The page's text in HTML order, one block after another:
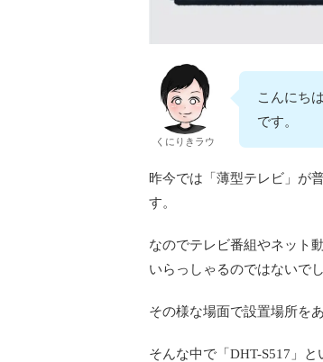
くにりきラウ
こんにち
です。
昨今では「薄型テレビ」が
す。
なのでテレビ番組やネット
いらっしゃるのではないで
その様な場面で設置場所を
そんな中で「DHT-S517」